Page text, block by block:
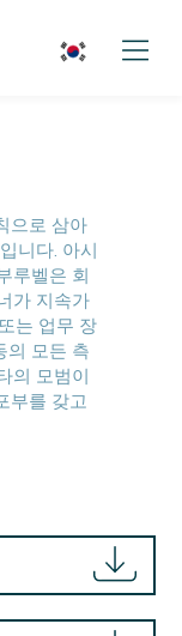
으로 삼아
니다. 아시
루벨은 회
가 지속가
는 업무 장
의 모든 측
의 모범이
부를 갖고